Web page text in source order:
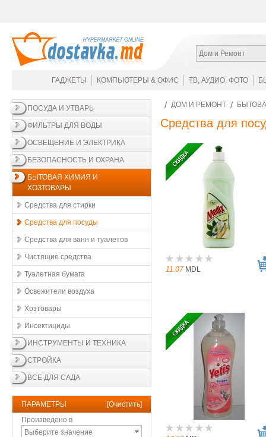
Дом и Ремонт
ГАДЖЕТЫ КОМПЬЮТЕРЫ & ОФИС ТВ, АУДИО, ФОТО
ПОСУДА И УТВАРЬ
ФИЛЬТРЫ ДЛЯ ВОДЫ
ОСВЕЩЕНИЕ И ЭЛЕКТРИКА
БЕЗОПАСНОСТЬ И ОХРАНА
БЫТОВАЯ ХИМИЯ И
ХОЗТОВАРЫ
Средства для стирки
Средства для посуды
Средства для ванн и туалетов
Чистящие средства
Туалетная бумага
Освежители воздухa
Хозтовары
Инсектициды
ИНСТРУМЕНТЫ И ТЕХНИКА
СТРОЙКА
ВСЕ ДЛЯ САДА
ПАРАМЕТРЫ [Очистить]
Произведено в
Выберите значение
ДОМ И РЕМОНТ
Средства для
11.07 MDL